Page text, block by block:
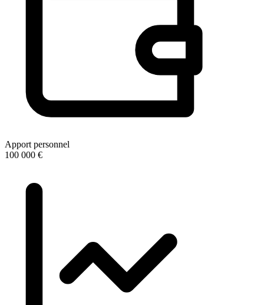
Apport personnel
100 000 €